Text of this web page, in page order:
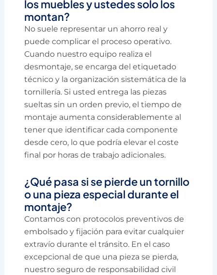
los muebles y ustedes solo los
montan?
No suele representar un ahorro real y
puede complicar el proceso operativo.
Cuando nuestro equipo realiza el
desmontaje, se encarga del etiquetado
técnico y la organización sistemática de la
tornillería. Si usted entrega las piezas
sueltas sin un orden previo, el tiempo de
montaje aumenta considerablemente al
tener que identificar cada componente
desde cero, lo que podría elevar el coste
final por horas de trabajo adicionales.
¿Qué pasa si se pierde un tornillo
o una pieza especial durante el
montaje?
Contamos con protocolos preventivos de
embolsado y fijación para evitar cualquier
extravío durante el tránsito. En el caso
excepcional de que una pieza se pierda,
nuestro seguro de responsabilidad civil